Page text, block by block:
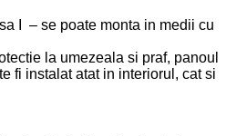
I – se poate monta in medii cu
la umezeala si praf, panoul
fi instalat atat in interiorul, cat si